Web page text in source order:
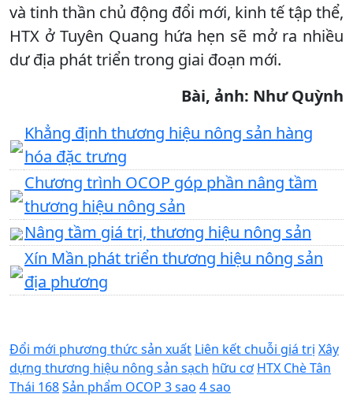
và tinh thần chủ động đổi mới, kinh tế tập thể,
HTX ở Tuyên Quang hứa hẹn sẽ mở ra nhiều
dư địa phát triển trong giai đoạn mới.
Bài, ảnh: Như Quỳnh
Khẳng định thương hiệu nông sản hàng
hóa đặc trưng
Chương trình OCOP góp phần nâng tầm
thương hiệu nông sản
Nâng tầm giá trị, thương hiệu nông sản
Xín Mần phát triển thương hiệu nông sản
địa phương
Đổi mới phương thức sản xuất Liên kết chuỗi giá trị Xây
dựng thương hiệu nông sản sạch hữu cơ HTX Chè Tân
Thái 168Sản phẩm OCOP 3 sao 4 sao